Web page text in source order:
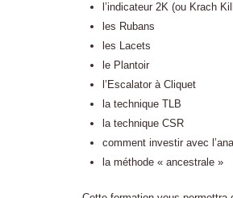
l’indicateur 2K (ou Krach
les Rubans
les Lacets
le Plantoir
l’Escalator à Cliquet
la technique TLB
la technique CSR
comment investir avec
la méthode « ancestrale »